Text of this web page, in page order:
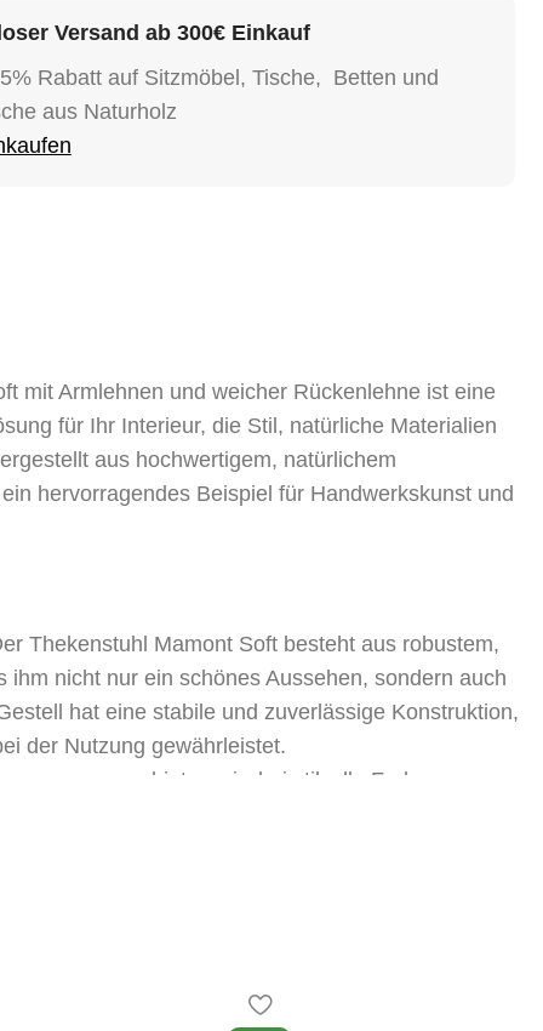
Versand ab 300€ Einkauf
Rabatt auf Sitzmöbel, Tische, Betten und
aus Naturholz
mit Armlehnen und weicher Rückenlehne ist eine
für Ihr Interieur, die Stil, natürliche Materialien
aus hochwertigem, natürlichem
hervorragendes Beispiel für Handwerkskunst und
Thekenstuhl Mamont Soft besteht aus robustem,
ihm nicht nur ein schönes Aussehen, sondern auch
hat eine stabile und zuverlässige Konstruktion,
der Nutzung gewährleistet.
bieten wir drei stilvolle Farben an, aus
des Stuhls gewährleistet.